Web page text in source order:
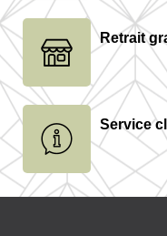
Retrait
Service